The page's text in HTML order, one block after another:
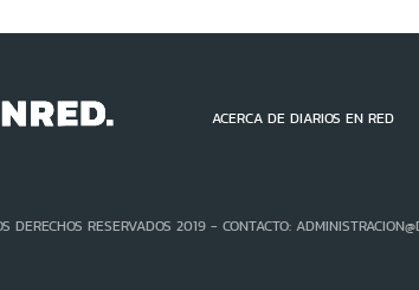
ACERCA DE DIARIOS EN RED
DERECHOS RESERVADOS 2019 - CONTACTO: